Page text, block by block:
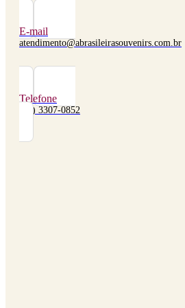
E-mail
atendimento@abrasileirasouvenirs.com.br
Telefone
(48) 3307-0852